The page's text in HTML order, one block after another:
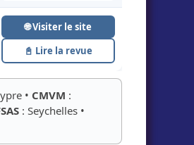
🌐Visiter le site
📓 Lire la revue
• CMVM :
: Seychelles •